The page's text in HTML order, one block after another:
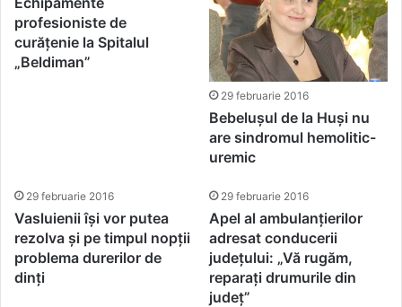
profesioniste de
curățenie la Spitalul
„Beldiman”
29 februarie 2016
Bebelușul de la Huși nu
are sindromul hemolitic-
uremic
29 februarie 2016
Vasluienii își vor putea
rezolva și pe timpul nopții
problema durerilor de
dinți
29 februarie 2016
Apel al ambulanțierilor
adresat conducerii
județului: „Vă rugăm,
reparați drumurile din
județ”